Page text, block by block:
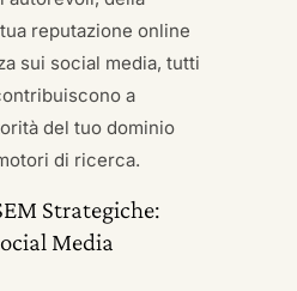
reputazione online
sui social media, tutti
a
del tuo dominio
di ricerca.
Strategiche:
Media